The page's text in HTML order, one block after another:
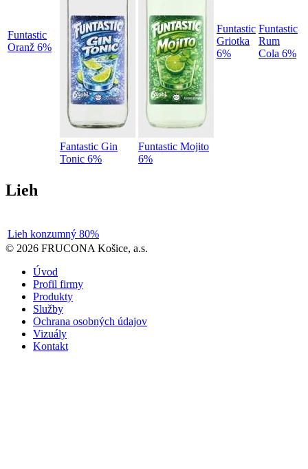
Funtastic
Oranž 6%
Fantastic Gin
Tonic 6%
Funtastic Mojito
6%
Funtastic
Griotka
6%
Funtastic
Rum
Cola 6%
Lieh
Lieh konzumný 80%
© 2026 FRUCONA Košice, a.s.
Úvod
Profil firmy
Produkty
Služby
Ochrana osobných údajov
Vizuály
Kontakt